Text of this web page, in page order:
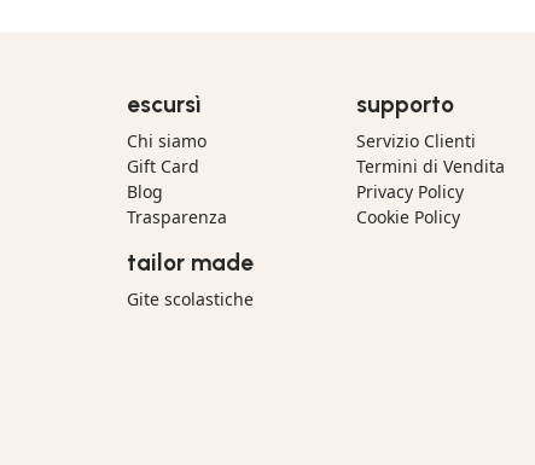
escursì
Chi siamo
Gift Card
Blog
Trasparenza
tailor made
Gite scolastiche
supporto
Servizio Clienti
Termini di Vendita
Privacy Policy
Cookie Policy